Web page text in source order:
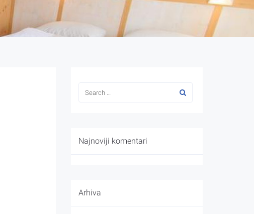
Najnoviji komentari
Arhiva